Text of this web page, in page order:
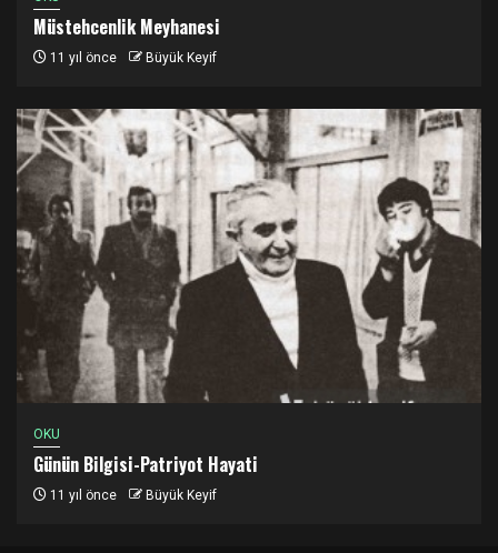
Müstehcenlik Meyhanesi
11 yıl önce Büyük Keyif
OKU
Günün Bilgisi-Patriyot Hayati
11 yıl önce Büyük Keyif